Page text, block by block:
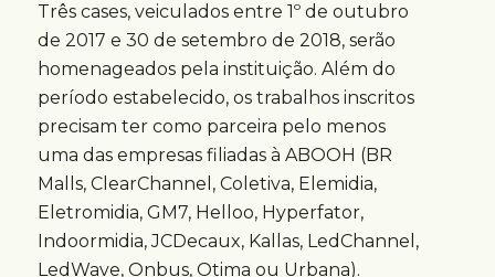
Três cases, veiculados entre 1º de outubro
de 2017 e 30 de setembro de 2018, serão
homenageados pela instituição. Além do
período estabelecido, os trabalhos inscritos
precisam ter como parceira pelo menos
uma das empresas filiadas à ABOOH (BR
Malls, ClearChannel, Coletiva, Elemidia,
Eletromidia, GM7, Helloo, Hyperfator,
Indoormidia, JCDecaux, Kallas, LedChannel,
LedWave, Onbus, Otima ou Urbana).